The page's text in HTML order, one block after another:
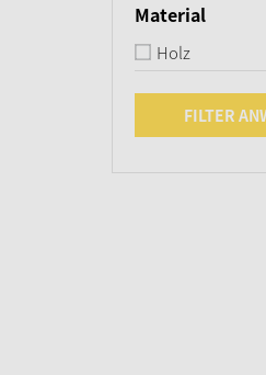
Material
Holz
FILTER